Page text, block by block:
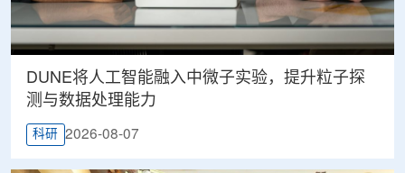
DUNE将人工智能融入中微子实验，提升粒子探
测与数据处理能力
科研 2026-08-07